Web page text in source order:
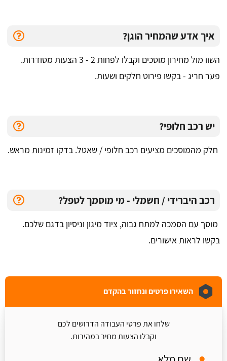
איך אדע שהמחיר הוגן?
השוו מול מחירון מוסכים וקבלו לפחות 2 - 3 הצעות מסודרות.
פער חריג - בקשו פירוט חלקים ושעות.
יש רכב חלופי?
חלק מהמוסכים מציעים רכב חלופי / שאטל. בדקו זמינות מראש.
רכב היברידי / חשמלי - מי מוסמך לטפל?
מוסך עם הסמכה למתח גבוה, ציוד מיגון וניסיון בדגם שלכם.
בקשו לראות אישורים.
השאירו פרטים ונחזור בהקדם
שלחו את פרטי העבודה הדרושים לכם
וקבלו הצעות מחיר במהירות.